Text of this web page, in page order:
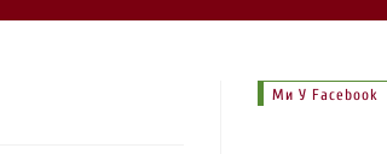
Ми У Facebook